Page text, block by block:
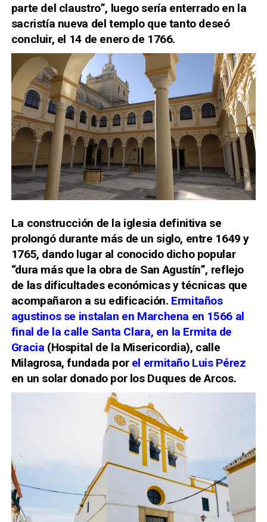
parte del claustro”, luego sería enterrado en la
sacristía nueva del templo que tanto deseó
concluir, el 14 de enero de 1766.
La construcción de la iglesia definitiva se
prolongó durante más de un siglo, entre 1649 y
1765, dando lugar al conocido dicho popular
“dura más que la obra de San Agustín”, reflejo
de las dificultades económicas y técnicas que
acompañaron a su edificación. Ermitaños
agustinos se instalan en Marchena en 1566 al
final de la calle Santa Clara, en la Ermita de
Gracia (Hospital de la Misericordia), calle
Milagrosa, fundada porel ermitaño Luis Pérez
en un solar donado por losDuques de Arcos.